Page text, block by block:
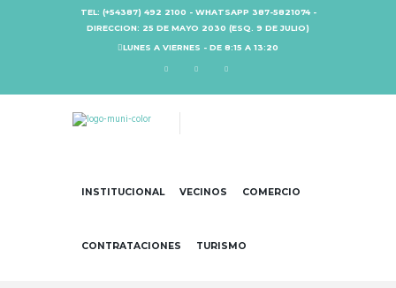
TEL: (+54387) 492 2100 - WHATSAPP 387-5821074 -
DIRECCION: 25 DE MAYO 2030 (ESQ. 9 DE JULIO)
LUNES A VIERNES - DE 8:15 A 13:20
INSTITUCIONAL VECINOS COMERCIO
CONTRATACIONES TURISMO